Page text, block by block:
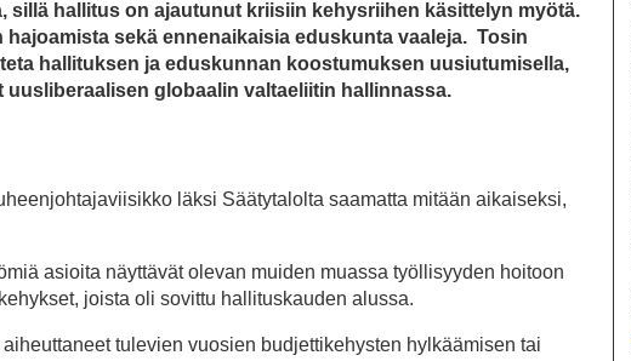
hallitus on ajautunut kriisiin kehysriihen käsittelyn myötä.
sekä ennenaikaisia eduskunta vaaleja. Tosin
hallituksen ja eduskunnan koostumuksen uusiutumisella,
globaalin valtaeliitin hallinnassa.
läksi Säätytalolta saamatta mitään aikaiseksi,
asioita näyttävät olevan muiden muassa työllisyyden hoitoon
joista oli sovittu hallituskauden alussa.
tulevien vuosien budjettikehysten hylkäämisen tai